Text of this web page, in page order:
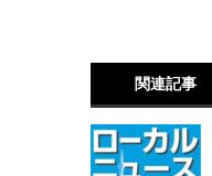
関連記事